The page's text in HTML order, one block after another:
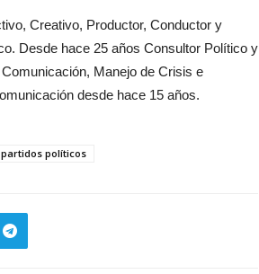
Creativo, Productor, Conductor y
Desde hace 25 años Consultor Político y
Manejo de Crisis e
desde hace 15 años.
partidos políticos